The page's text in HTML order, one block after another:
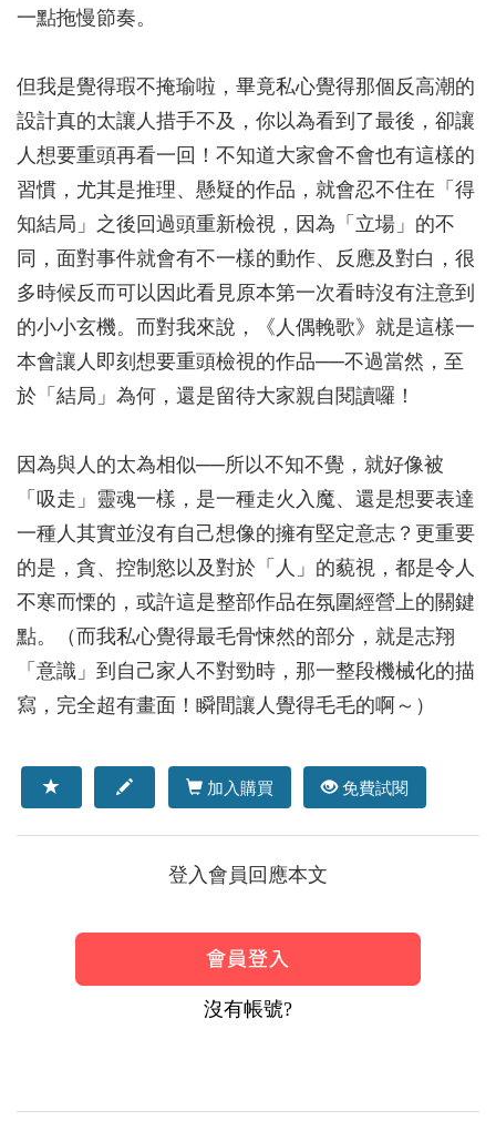
一點拖慢節奏。
但我是覺得瑕不掩瑜啦，畢竟私心覺得那個反高潮的
設計真的太讓人措手不及，你以為看到了最後，卻讓
人想要重頭再看一回！不知道大家會不會也有這樣的
習慣，尤其是推理、懸疑的作品，就會忍不住在「得
知結局」之後回過頭重新檢視，因為「立場」的不
同，面對事件就會有不一樣的動作、反應及對白，很
多時候反而可以因此看見原本第一次看時沒有注意到
的小小玄機。而對我來說，《人偶輓歌》就是這樣一
本會讓人即刻想要重頭檢視的作品──不過當然，至
於「結局」為何，還是留待大家親自閱讀囉！
因為與人的太為相似──所以不知不覺，就好像被
「吸走」靈魂一樣，是一種走火入魔、還是想要表達
一種人其實並沒有自己想像的擁有堅定意志？更重要
的是，貪、控制慾以及對於「人」的藐視，都是令人
不寒而慄的，或許這是整部作品在氛圍經營上的關鍵
點。（而我私心覺得最毛骨悚然的部分，就是志翔
「意識」到自己家人不對勁時，那一整段機械化的描
寫，完全超有畫面！瞬間讓人覺得毛毛的啊～）
加入購買 免費試閱
登入會員回應本文
沒有帳號?